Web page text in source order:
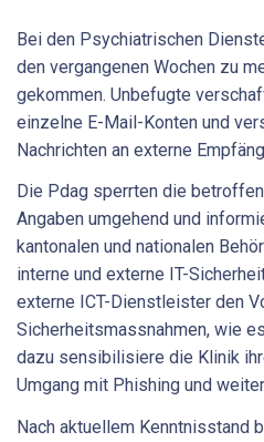
Bei den Psychiatrischen
den vergangenen Wochen zu
gekommen. Unbefugte
einzelne E-Mail-Konten und
Nachrichten an externe
Die Pdag sperrten die
Angaben umgehend und
kantonalen und nationalen
interne und externe IT-
externe ICT-Dienstleister den
Sicherheitsmassnahmen, wie
dazu sensibilisiere die Klinik
Umgang mit Phishing und
Nach aktuellem Kenntnisstand